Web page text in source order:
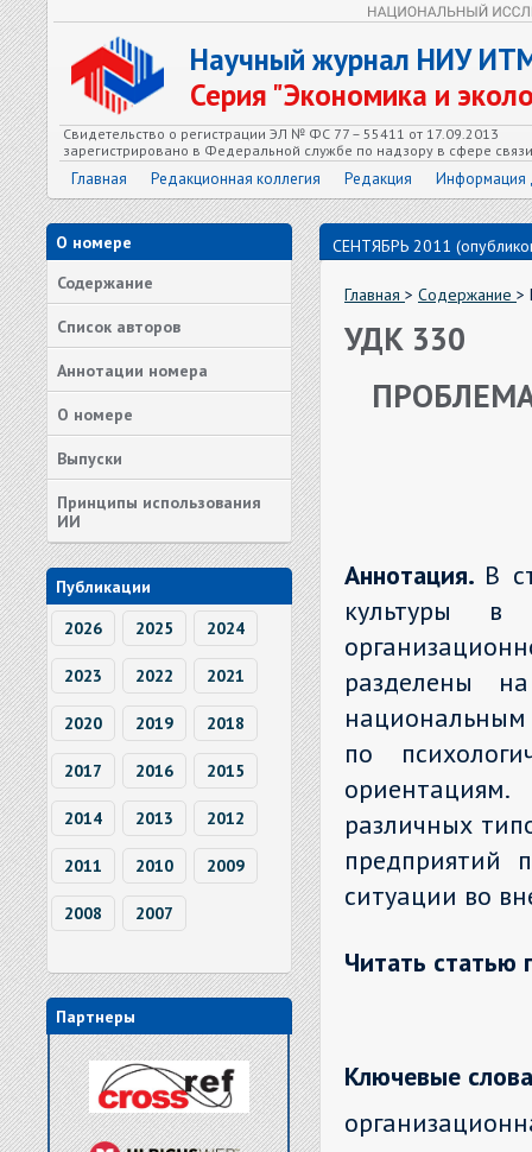
Научный журнал НИУ
Серия "Экономика и
Свидетельство о регистрации ЭЛ № ФС 77 – 55411 от 17.09.2013
зарегистрировано в Федеральной службе по надзору в сфере
Главная Редакционная коллегия Редакция Информация
О номере
Содержание
Список авторов
Аннотации номера
О номере
Выпуски
Принципы использования
ИИ
Публикации
2026
2025 2024
2023 2022 2021
2020 2019 2018
2017 2016 2015
2014 2013 2012
2011 2010 2009
2008 2007
Партнеры
СЕНТЯБРЬ 2011
Главная > Содержание >
УДК 330
Аннотация. В
культуры в
разделены
по
различных
предприятий
ситуации во
Читать статью
Ключевые